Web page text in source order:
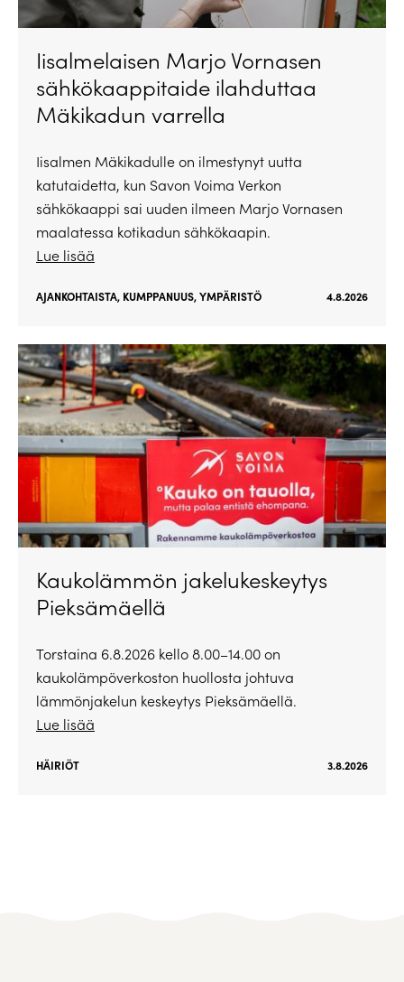
Iisalmelaisen Marjo Vornasen
sähkökaappitaide ilahduttaa
Mäkikadun varrella
Iisalmen Mäkikadulle on ilmestynyt uutta
katutaidetta, kun Savon Voima Verkon
sähkökaappi sai uuden ilmeen Marjo Vornasen
maalatessa kotikadun sähkökaapin.
Lue lisää
AJANKOHTAISTA, KUMPPANUUS,YMPÄRISTÖ 4.8.2026
Kaukolämmön jakelukeskeytys
Pieksämäellä
Torstaina 6.8.2026 kello 8.00–14.00 on
kaukolämpöverkoston huollosta johtuva
lämmönjakelun keskeytys Pieksämäellä.
Lue lisää
HÄIRIÖT 3.8.2026